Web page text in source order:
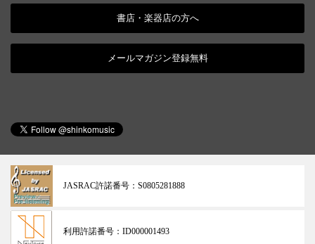
書店・楽器店の方へ
メールマガジン登録無料
JASRAC許諾番号： S0805281888
利用許諾番号： ID000001493